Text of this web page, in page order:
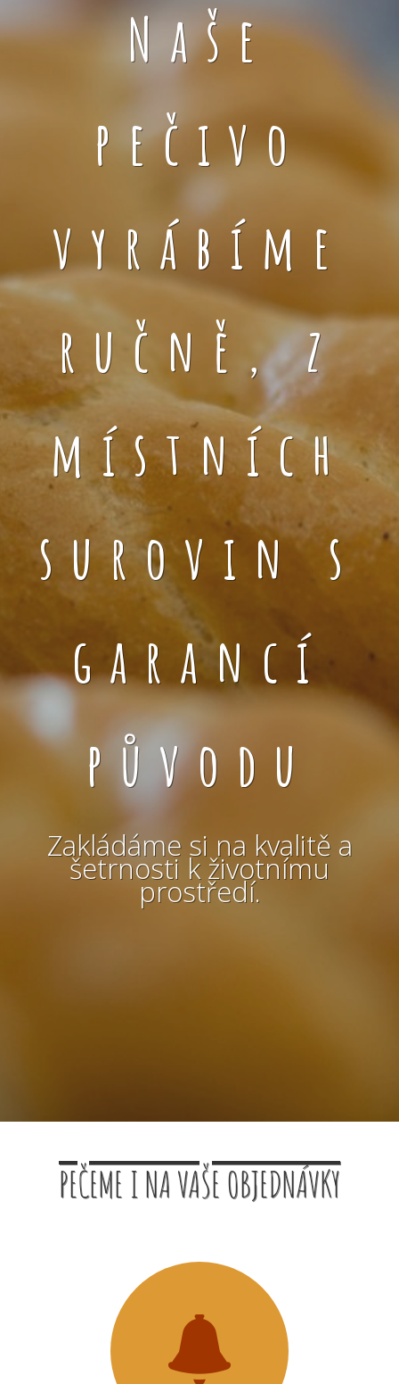
Naše
pečivo
vyrábíme
ručně, z
místních
surovin s
garancí
původu
Zakládáme si na kvalitě a
šetrnosti k životnímu
prostředí.
PEČEME I NA VAŠE OBJEDNÁVKY